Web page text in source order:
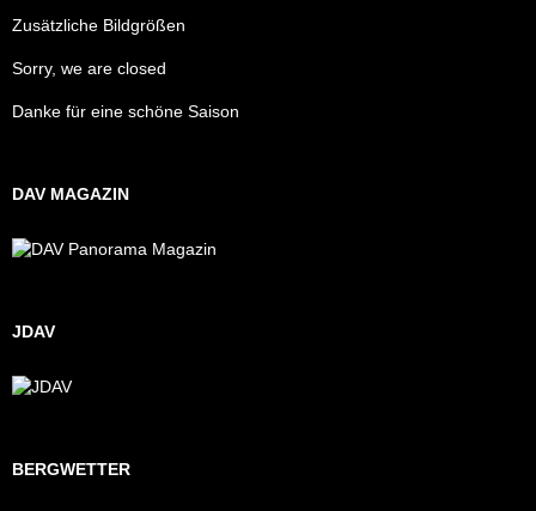
Zusätzliche Bildgrößen
Sorry, we are closed
Danke für eine schöne Saison
DAV MAGAZIN
JDAV
BERGWETTER